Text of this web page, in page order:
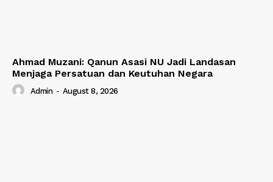
Ahmad Muzani: Qanun Asasi NU Jadi Landasan
Menjaga Persatuan dan Keutuhan Negara
Admin - August 8, 2026